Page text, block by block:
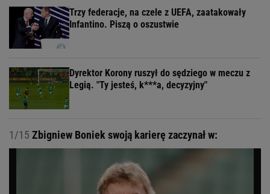
Trzy federacje, na czele z UEFA, zaatakowały
Infantino. Piszą o oszustwie
Dyrektor Korony ruszył do sędziego w meczu z
Legią. "Ty jesteś, k***a, decyzyjny"
1/15 Zbigniew Boniek swoją karierę zaczynał w: